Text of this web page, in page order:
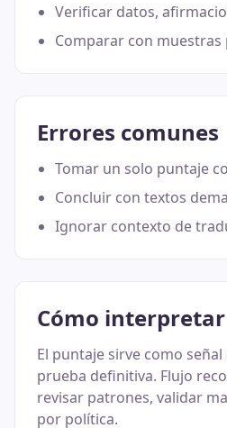
Verificar datos,
Comparar con muestras
Errores comunes
Tomar un solo puntaje
Concluir con textos
Ignorar contexto de
Cómo
El puntaje sirve como
prueba definitiva. Flujo
revisar patrones, validar
por política.